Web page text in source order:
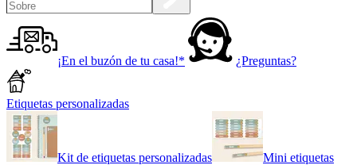
¡En el buzón de tu casa!* ¿Preguntas?
Etiquetas personalizadas
Kit de etiquetas personalizadas Mini etiquetas